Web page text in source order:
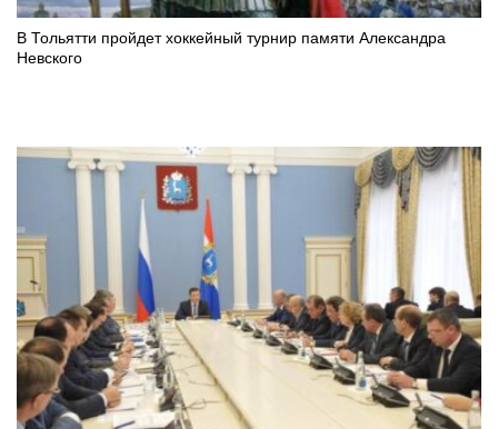
В Тольятти пройдет хоккейный турнир памяти Александра
Невского